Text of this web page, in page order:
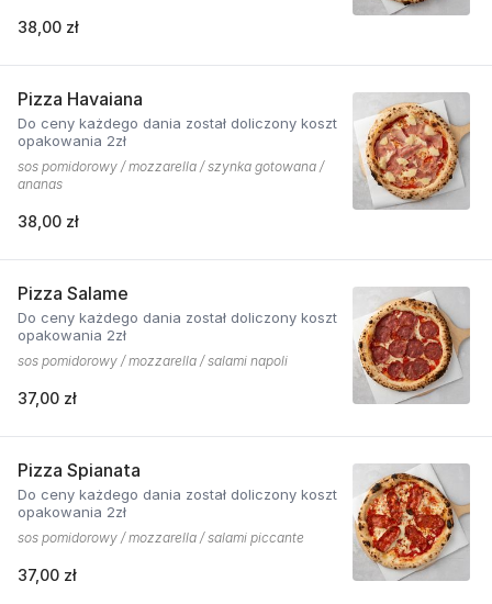
38,00 zł
Pizza Havaiana
Do ceny każdego dania został doliczony koszt
opakowania 2zł
sos pomidorowy / mozzarella / szynka gotowana /
ananas
38,00 zł
Pizza Salame
Do ceny każdego dania został doliczony koszt
opakowania 2zł
sos pomidorowy / mozzarella / salami napoli
37,00 zł
Pizza Spianata
Do ceny każdego dania został doliczony koszt
opakowania 2zł
sos pomidorowy / mozzarella / salami piccante
37,00 zł